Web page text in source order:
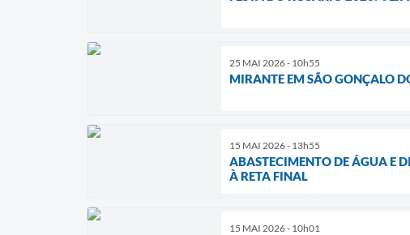
25 MAI 2026 - 10h55
MIRANTE EM SÃO GONÇALO
15 MAI 2026 - 13h55
ABASTECIMENTO DE ÁGUA E
À RETA FINAL
15 MAI 2026 - 10h01